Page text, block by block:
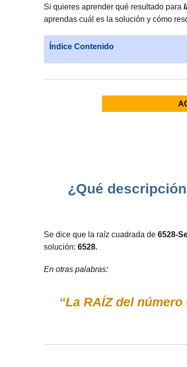
Si quieres aprender qué resultado para
aprendas cuál es la solución y cómo
Índice Contenido
¿Qué
Se dice que la raíz cuadrada de 6528-
solución: 6528.
En otras palabras:
“La RAÍZ del